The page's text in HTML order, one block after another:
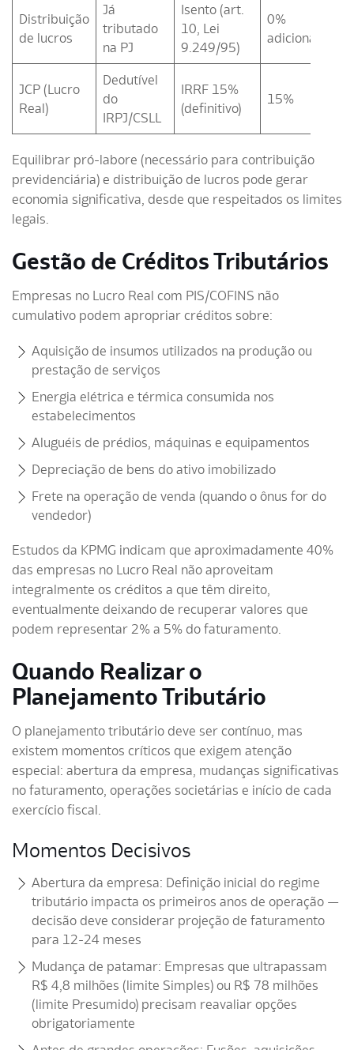
Distribuição
de lucros
Já
tributado
na PJ
Isento (art.
10, Lei
9.249/95)
0%
adicional
JCP (Lucro
Real)
Dedutível
do
IRPJ/CSLL
IRRF 15%
(definitivo)
15%
Equilibrar pró-labore (necessário para contribuição
previdenciária) e distribuição de lucros pode gerar
economia significativa, desde que respeitados os limites
legais.
Gestão de Créditos Tributários
Empresas no Lucro Real com PIS/COFINS não
cumulativo podem apropriar créditos sobre:
Aquisição de insumos utilizados na produção ou
prestação de serviços
Energia elétrica e térmica consumida nos
estabelecimentos
Aluguéis de prédios, máquinas e equipamentos
Depreciação de bens do ativo imobilizado
Frete na operação de venda (quando o ônus for do
vendedor)
Estudos da KPMG indicam que aproximadamente 40%
das empresas no Lucro Real não aproveitam
integralmente os créditos a que têm direito,
eventualmente deixando de recuperar valores que
podem representar 2% a 5% do faturamento.
Quando Realizar o
Planejamento Tributário
O planejamento tributário deve ser contínuo, mas
existem momentos críticos que exigem atenção
especial: abertura da empresa, mudanças significativas
no faturamento, operações societárias e início de cada
exercício fiscal.
Momentos Decisivos
Abertura da empresa: Definição inicial do regime
tributário impacta os primeiros anos de operação —
decisão deve considerar projeção de faturamento
para 12-24 meses
Mudança de patamar: Empresas que ultrapassam
R$ 4,8 milhões (limite Simples) ou R$ 78 milhões
(limite Presumido) precisam reavaliar opções
obrigatoriamente